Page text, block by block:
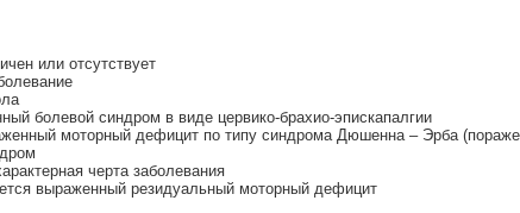
или отсутствует
болевой синдром в виде цервико-брахио-эпискапалгии
моторный дефицит по типу синдрома Дюшенна – Эрба
черта заболевания
выраженный резидуальный моторный дефицит